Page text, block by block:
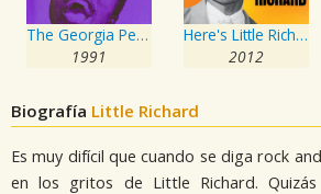
The Georgia Peach
1991
Here's Little Richard
2012
Biografía Little Richard
Es muy difícil que cuando se diga rock
en los gritos de Little Richard.